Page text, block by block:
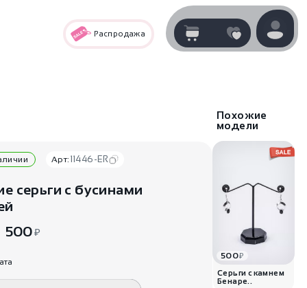
Распродажа
Арт: 11446-ER
серьги с бусинами
500₽
Похожие
модели
500₽
Серьги с камнем
Бенаре..